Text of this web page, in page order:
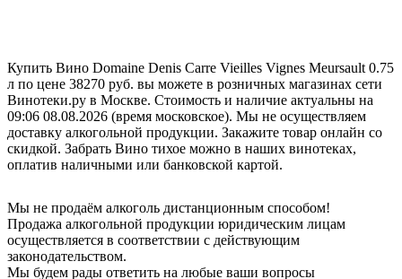
Купить Вино Domaine Denis Carre Vieilles Vignes Meursault 0.75
л по цене 38270 руб. вы можете в розничных магазинах сети
Винотеки.ру в Москве. Стоимость и наличие актуальны на
09:06 08.08.2026 (время московское). Мы не осуществляем
доставку алкогольной продукции. Закажите товар онлайн со
скидкой. Забрать Вино тихое можно в наших винотеках,
оплатив наличными или банковской картой.
Мы не продаём алкоголь дистанционным способом!
Продажа алкогольной продукции юридическим лицам
осуществляется в соответствии с действующим
законодательством.
Мы будем рады ответить на любые ваши вопросы